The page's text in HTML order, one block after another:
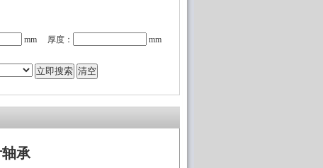
mm 厚度： mm
承